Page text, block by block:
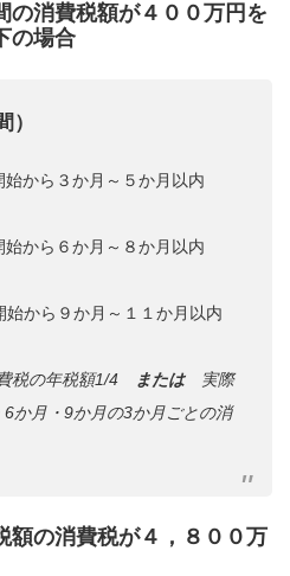
消費税額が４００万円を
の場合
）
から３か月～５か月以内
から６か月～８か月以内
から９か月～１１か月以内
税の年税額1/4 または
実際
か月・9か月の3か月ごとの消
の消費税が４，８００万